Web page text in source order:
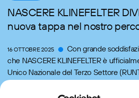
NASCERE KLINEFELTER
nuova tappa nel nostro
16 OTTOBRE 2025
Con grande
che NASCERE KLINEFELTER è
Unico Nazionale del Terzo Settore
passaggio arriva al termine...